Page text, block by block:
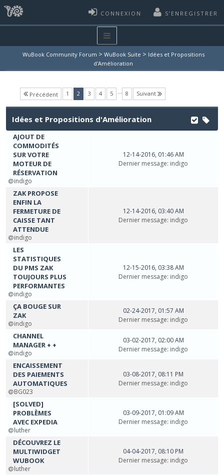
CONNEXION S’ENREGISTRER
WuBook Community Forum > WuBook Suite > Idées et Propositions
d'Amélioration
Précédent 1 2(current)
3 4 5 … 8 Suivant
Idées et Propositions d'Amélioration
AJOUT DE
COMMODITÉS
SUR VOTRE
MOTEUR DE
RÉSERVATION
indigo
12-14-2016, 01:46 AM
Dernier message: indigo
ZAK PROPOSE
ENFIN LA
FERMETURE DE
CAISSE TANT
ATTENDUE
indigo
12-14-2016, 03:40 AM
Dernier message: indigo
LES
STATISTIQUES
DU PMS ZAK
TOUJOURS PLUS
PERFORMANTES
indigo
12-15-2016, 03:38 AM
Dernier message: indigo
ÇA BOUGE SUR
ZAK
indigo
02-24-2017, 01:57 AM
Dernier message: indigo
CHANNEL
MANAGER + +
indigo
03-02-2017, 02:00 AM
Dernier message: indigo
ENCAISSEMENT
DES PAIEMENTS
AUTOMATIQUES
BG023
03-08-2017, 08:11 PM
Dernier message: indigo
[SOLVED]
PROBLÈMES
AVEC EXPEDIA
luther
03-09-2017, 01:09 AM
Dernier message: indigo
DÉCOUVREZ LE
MULTIWIDGET
WUBOOK
luther
04-04-2017, 08:10 PM
Dernier message: indigo